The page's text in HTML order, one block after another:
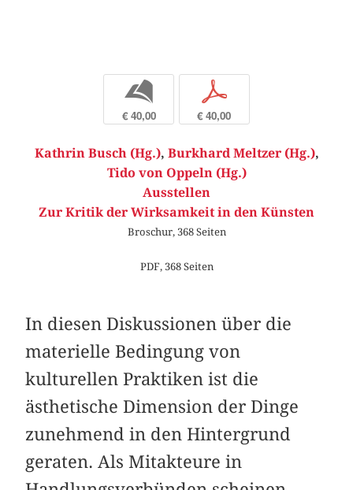
b
€ 40,00
p
€ 40,00
Kathrin Busch (Hg.), Burkhard Meltzer (Hg.),
Tido von Oppeln (Hg.)
Ausstellen
Zur Kritik der Wirksamkeit in den Künsten
Broschur, 368 Seiten
PDF, 368 Seiten
In diesen Diskussionen über die
materielle Bedingung von
kulturellen Praktiken ist die
ästhetische Dimension der Dinge
zunehmend in den Hintergrund
geraten. Als Mitakteure in